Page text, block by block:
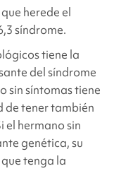
herede el
síndrome.
tiene la
delsíndrome
sin síntomas tiene
tener también
el hermano sin
genética, su
tenga la